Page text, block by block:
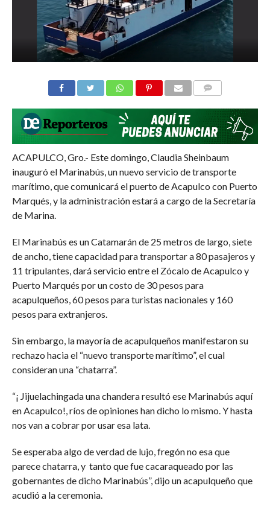
ACAPULCO, Gro.- Este domingo, Claudia Sheinbaum
inauguró el Marinabús, un nuevo servicio de transporte
marítimo, que comunicará el puerto de Acapulco con Puerto
Marqués, y la administración estará a cargo de la Secretaría
de Marina.
El Marinabús es un Catamarán de 25 metros de largo, siete
de ancho, tiene capacidad para transportar a 80 pasajeros y
11 tripulantes, dará servicio entre el Zócalo de Acapulco y
Puerto Marqués por un costo de 30 pesos para
acapulqueños, 60 pesos para turistas nacionales y 160
pesos para extranjeros.
Sin embargo, la mayoría de acapulqueños manifestaron su
rechazo hacia el “nuevo transporte marítimo”, el cual
consideran una “chatarra”.
“¡ Jijuelachingada una chandera resultó ese Marinabús aquí
en Acapulco!, ríos de opiniones han dicho lo mismo. Y hasta
nos van a cobrar por usar esa lata.
Se esperaba algo de verdad de lujo, fregón no esa que
parece chatarra, y tanto que fue cacaraqueado por las
gobernantes de dicho Marinabús”, dijo un acapulqueño que
acudió a la ceremonia.